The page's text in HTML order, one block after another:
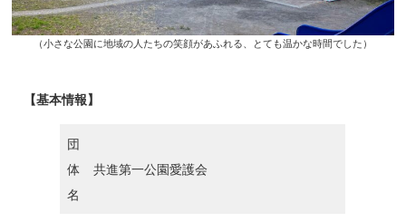
（小さな公園に地域の人たちの笑顔があふれる、とても温かな時間でした）
【基本情報】
団
体
名
共進第一公園愛護会